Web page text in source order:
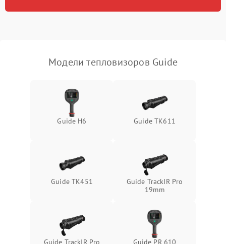
Модели тепловизоров Guide
Guide H6 Guide TK611
Guide TK451
Guide TrackIR Pro
19mm
Guide TrackIR Pro
Guide PR 610